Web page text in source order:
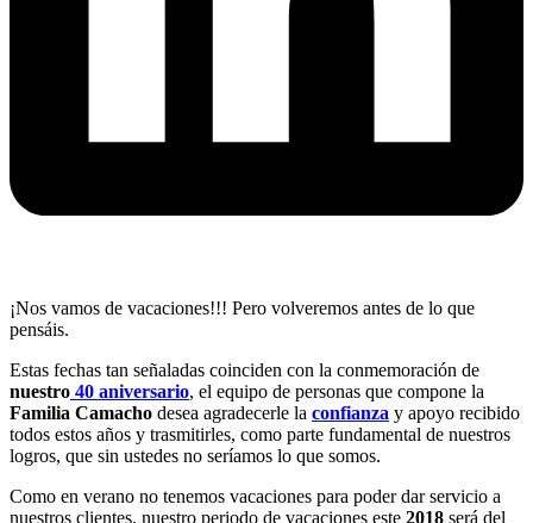
¡Nos vamos de vacaciones!!! Pero volveremos antes de lo que
pensáis.
Estas fechas tan señaladas coinciden con la conmemoración de
nuestro 40 aniversario, el equipo de personas que compone la
Familia Camacho desea agradecerle la confianza y apoyo recibido
todos estos años y trasmitirles, como parte fundamental de nuestros
logros, que sin ustedes no seríamos lo que somos.
Como en verano no tenemos vacaciones para poder dar servicio a
nuestros clientes, nuestro periodo de vacaciones este 2018 será del